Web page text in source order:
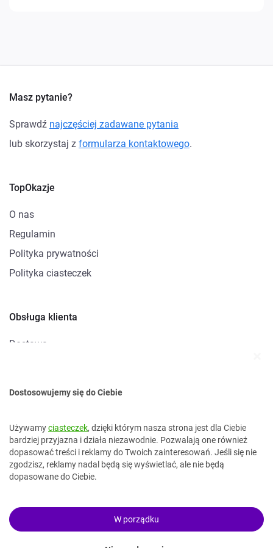
Masz pytanie?
Sprawdź najczęściej zadawane pytania
lub skorzystaj z formularza kontaktowego.
TopOkazje
O nas
Regulamin
Polityka prywatności
Polityka ciasteczek
Obsługa klienta
Dostawa
Kontakt
kontakt@topokazje.pl
34 37 38 499
Dostosowujemy się do Ciebie
Używamyciasteczek, dzięki którym nasza strona jest dla Ciebie
bardziej przyjazna i działa niezawodnie. Pozwalają one również
dopasować treści i reklamy do Twoich zainteresowań. Jeśli się nie
zgodzisz, reklamy nadal będą się wyświetlać, ale nie będą
dopasowane do Ciebie.
W porządku